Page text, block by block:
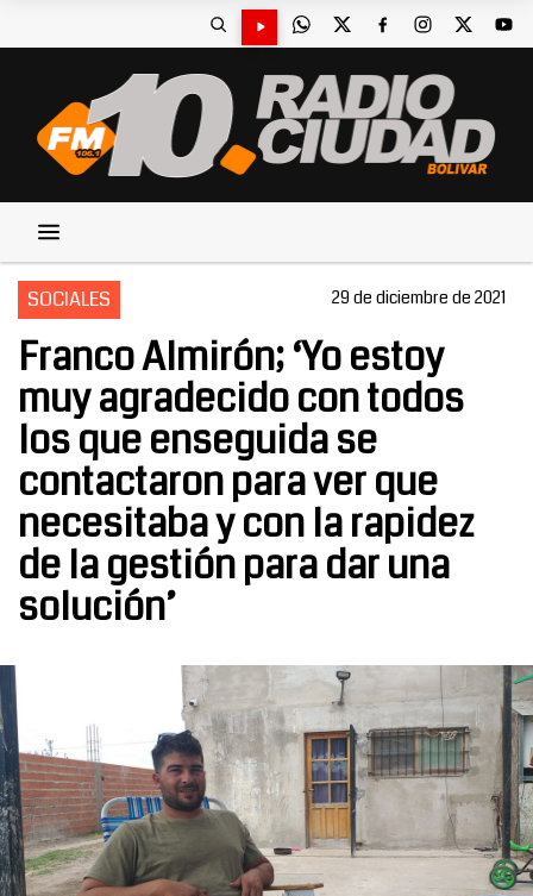
SOCIALES 29 de diciembre de 2021
Franco Almirón; ‘Yo estoy
muy agradecido con todos
los que enseguida se
contactaron para ver que
necesitaba y con la rapidez
de la gestión para dar una
solución’